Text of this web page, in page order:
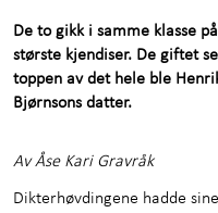
Om Aulestad
Utforsk
Om oss +
De to gikk i samme klasse
største kjendiser. De giftet
toppen av det hele ble
Bjørnsons datter.
Av Åse Kari Gravråk
Dikterhøvdingene hadde